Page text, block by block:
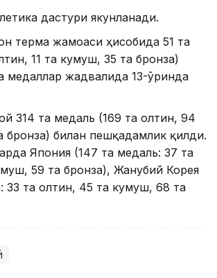
дастури якунланади.
терма жамоаси ҳисобида 51 та
11 та кумуш, 35 та бронза)
жадвалида 13-ўринда
314 та медаль (169 та олтин, 94
бронза) билан пешқадамлик қилди.
Япония (147 та медаль: 37 та
59 та бронза), Жанубий Корея
33 та олтин, 45 та кумуш, 68 та